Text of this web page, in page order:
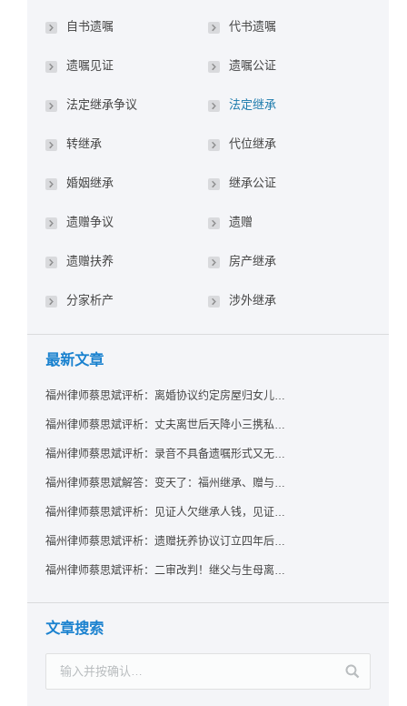
自书遗嘱 代书遗嘱
遗嘱见证 遗嘱公证
法定继承争议 法定继承
转继承 代位继承
婚姻继承 继承公证
遗赠争议 遗赠
遗赠扶养 房产继承
分家析产 涉外继承
最新文章
福州律师蔡思斌评析：离婚协议约定房屋归女儿所有，父亲去世后继母能否拒绝过户？
福州律师蔡思斌评析：丈夫离世后天降小三携私生子争遗产，法院正义判决保住原配80%份额！
福州律师蔡思斌评析：录音不具备遗嘱形式又无法证明赠与意愿——法院：按法定继承处理
福州律师蔡思斌解答：变天了：福州继承、赠与房产转让要收20%个税？福州国税官方回复来了！
福州律师蔡思斌评析：见证人欠继承人钱，见证遗嘱还有效吗？
福州律师蔡思斌评析：遗赠抚养协议订立四年后丧失民事行为能力，协议有效吗？
福州律师蔡思斌评析：二审改判！继父与生母离婚后，曾受其抚养的继子女是否仍享有继承权？
文章搜索